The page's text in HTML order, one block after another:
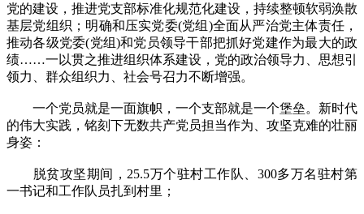
党的建设，推进党支部标准化规范化建设，持续整顿软弱涣散
基层党组织；明确和压实党委(党组)全面从严治党主体责任，
推动各级党委(党组)和党员领导干部把抓好党建作为最大的政
绩……一以贯之推进组织体系建设，党的政治领导力、思想引
领力、群众组织力、社会号召力不断增强。
一个党员就是一面旗帜，一个支部就是一个堡垒。新时代
的伟大实践，铭刻下无数共产党员担当作为、攻坚克难的壮丽
身姿：
脱贫攻坚期间，25.5万个驻村工作队、300多万名驻村第
一书记和工作队员扎到村里；